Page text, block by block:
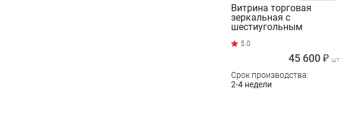
Витрина торговая
зеркальная с
шестиугольным
45 600 ₽ шт
Срок производства:
2-4 недели